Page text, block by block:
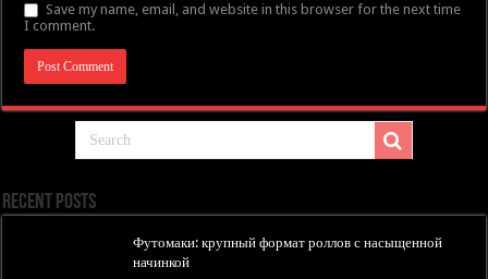
Save my name, email, and website in this browser for the next time
I comment.
Recent Posts
Футомаки: крупный формат роллов с насыщенной
начинкой